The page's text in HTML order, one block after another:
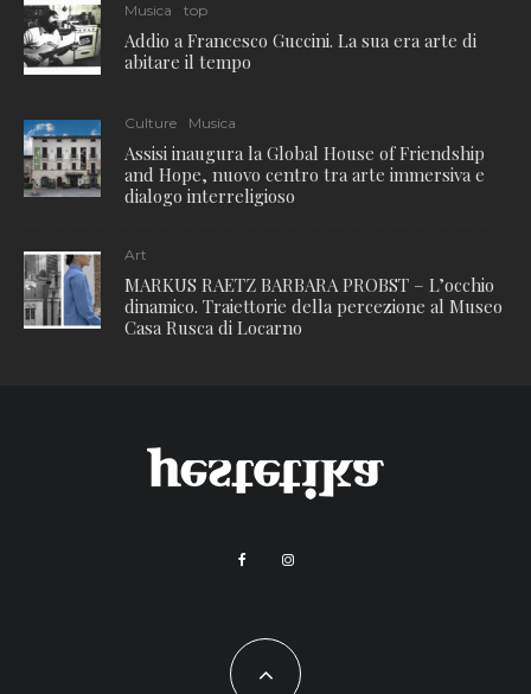
Musica top
Addio a Francesco Guccini. La sua era arte di
abitare il tempo
Culture Musica
Assisi inaugura la Global House of Friendship
and Hope, nuovo centro tra arte immersiva e
dialogo interreligioso
Art
MARKUS RAETZ BARBARA PROBST – L’occhio
dinamico. Traiettorie della percezione al Museo
Casa Rusca di Locarno